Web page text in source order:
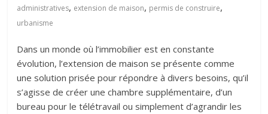
administratives, extension de maison, permis de construire,
urbanisme
Dans un monde où l’immobilier est en constante
évolution, l’extension de maison se présente comme
une solution prisée pour répondre à divers besoins, qu’il
s’agisse de créer une chambre supplémentaire, d’un
bureau pour le télétravail ou simplement d’agrandir les